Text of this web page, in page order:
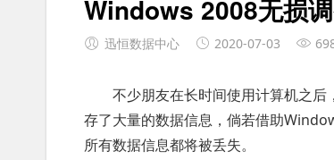
Windows 2008无损
迅恒数据中心 2020-07-03
不少朋友在长时间使用计算机之
存了大量的数据信息，倘若借助
所有数据信息都将被丢失。